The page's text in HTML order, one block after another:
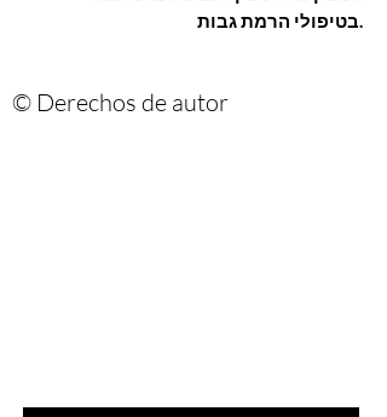
בטיפולי הרמת גבות.
© Derechos de autor